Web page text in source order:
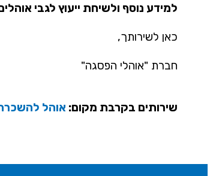
למידע נוסף ולשיחת ייעוץ לגבי אוהלים
כאן לשירותך,
חברת "אוהלי הפסגה"
שירותים בקרבת מקום: אוהל